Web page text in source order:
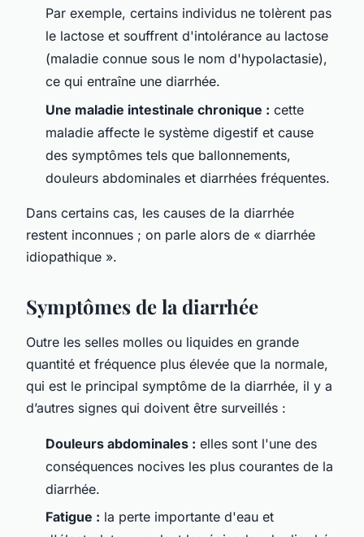
Par exemple, certains individus ne tolèrent pas
le lactose et souffrent d'intolérance au lactose
(maladie connue sous le nom d'hypolactasie),
ce qui entraîne une diarrhée.
Une maladie intestinale chronique : cette
maladie affecte le système digestif et cause
des symptômes tels que ballonnements,
douleurs abdominales et diarrhées fréquentes.
Dans certains cas, les causes de la diarrhée
restent inconnues ; on parle alors de « diarrhée
idiopathique ».
Symptômes de la diarrhée
Outre les selles molles ou liquides en grande
quantité et fréquence plus élevée que la normale,
qui est le principal symptôme de la diarrhée, il y a
d’autres signes qui doivent être surveillés :
Douleurs abdominales : elles sont l'une des
conséquences nocives les plus courantes de la
diarrhée.
Fatigue : la perte importante d'eau et